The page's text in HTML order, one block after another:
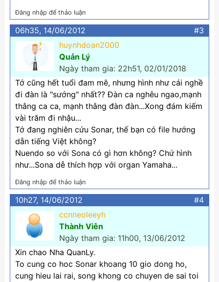
Đăng nhập để thảo luận
06h35, 14/06/2012
#3
huynhdoan2000
Quản Lý
Ngày tham gia: 22h51, 02/01/2018
Tớ cũng hết tuổi đam mê, nhưng hình như cái nghề
đi đàn là "sướng" nhất?? Đàn ca nghêu ngao,mạnh
thằng ca ca, mạnh thằng đàn đàn...Xong đám kiếm
vài trăm đi nhậu...
Tớ đang nghiên cứu Sonar, thế bạn có file hướng
dẫn tiếng Việt không?
Nuendo so với Sona có gì hơn không? Chứ hình
như...Sona dễ thích hợp với organ Yamaha...
Đăng nhập để thảo luận
10h27, 14/06/2012
#4
ccnneoleeyh
Thành Viên
Ngày tham gia: 11h00, 13/06/2012
Xin chao Nha QuanLy.
To cung co hoc Sonar khoang 10 gio dong ho,
cung hieu lai rai, song khong co chuyen de sai toi